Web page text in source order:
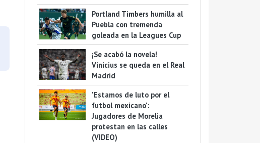
Portland Timbers humilla al
Puebla con tremenda
goleada en la Leagues Cup
¡Se acabó la novela!
Vinicius se queda en el Real
Madrid
'Estamos de luto por el
futbol mexicano':
Jugadores de Morelia
protestan en las calles
(VIDEO)